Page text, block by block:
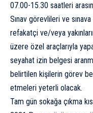
07.00-15.30 saatleri
Sınav görevlileri ve
refakatçi ve/veya
üzere özel araçlarıyla
seyahat izin belgesi
belirtilen kişilerin görev
etmeleri yeterli olacak.
Tam gün sokağa çıkma